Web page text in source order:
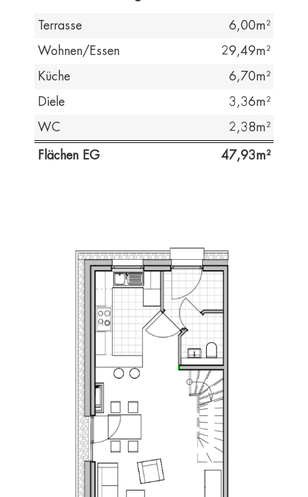
Terrasse 6,00
Wohnen/Essen 29,49
Küche 6,70
Diele 3,36
WC 2,38
Flächen EG 47,93